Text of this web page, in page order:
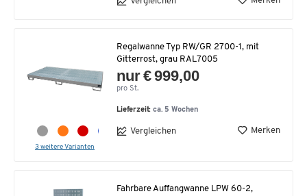
3 weitere Varianten
Regalwanne Typ RW/GR 2700-1, mit
Gitterrost, grau RAL7005
nur € 999,00
pro St.
Lieferzeit:ca. 5 Wochen
Vergleichen Merken
Fahrbare Auffangwanne LPW 60-2,